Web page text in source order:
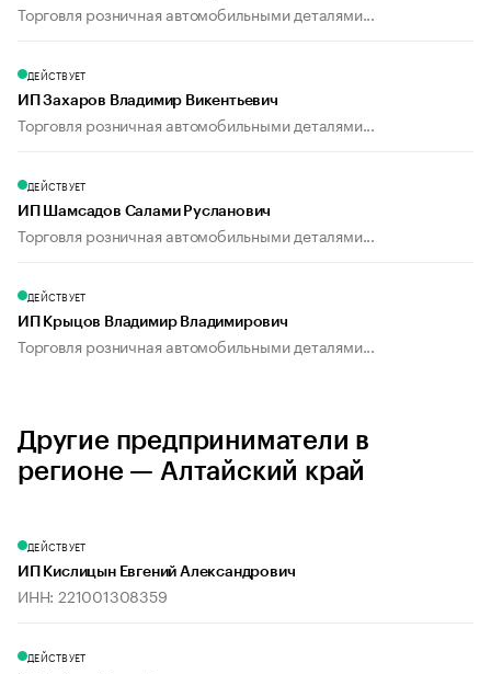
Торговля розничная автомобильными деталями...
ДЕЙСТВУЕТ
ИП Захаров Владимир Викентьевич
Торговля розничная автомобильными деталями...
ДЕЙСТВУЕТ
ИП Шамсадов Салами Русланович
Торговля розничная автомобильными деталями...
ДЕЙСТВУЕТ
ИП Крыцов Владимир Владимирович
Торговля розничная автомобильными деталями...
Другие предприниматели в
регионе — Алтайский край
ДЕЙСТВУЕТ
ИП Кислицын Евгений Александрович
ИНН: 221001308359
ДЕЙСТВУЕТ